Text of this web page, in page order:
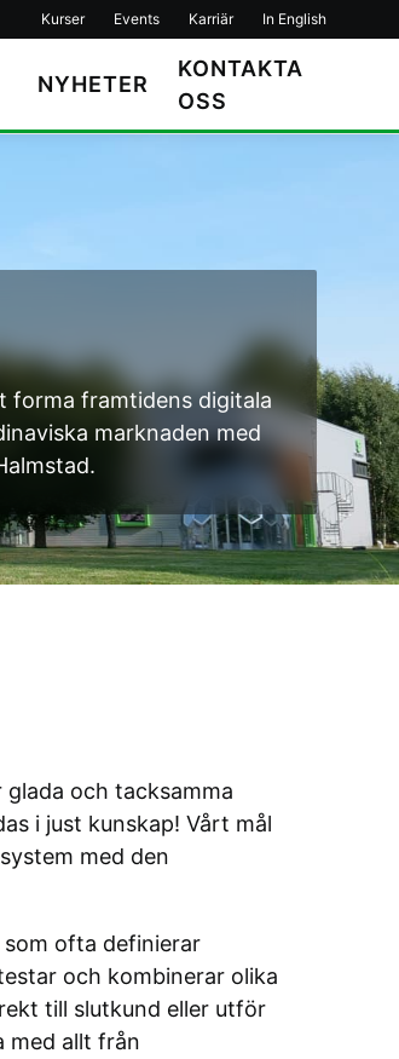
Kurser Events Karriär In English
NYHETER
KONTAKTA
OSS
forma framtidens digitala
marknaden med
och tacksamma
i just kunskap! Vårt mål
med den
ofta definierar
och kombinerar olika
till slutkund eller utför
med allt från